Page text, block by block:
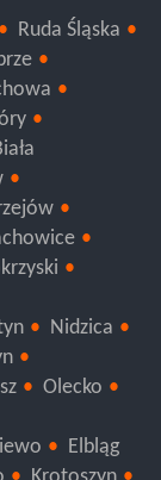
Ruda Śląska
Elbląg